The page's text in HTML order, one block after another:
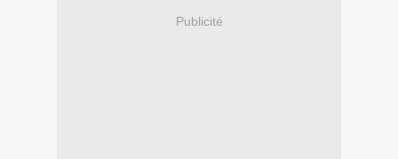
Publicité